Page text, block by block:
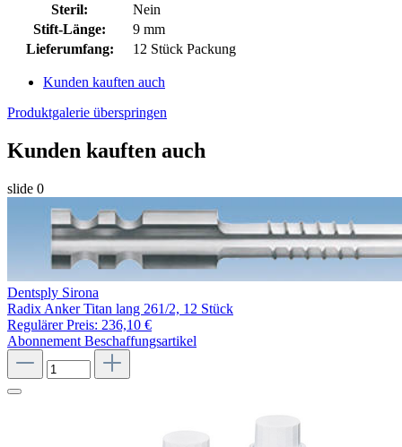
Steril:
Nein
Stift-Länge:
9 mm
Lieferumfang:
12 Stück Packung
Kunden kauften auch
Produktgalerie überspringen
Kunden kauften auch
slide 0
Dentsply Sirona
Radix Anker Titan lang 261/2, 12 Stück
Regulärer Preis: 236,10 €
Abonnement Beschaffungsartikel